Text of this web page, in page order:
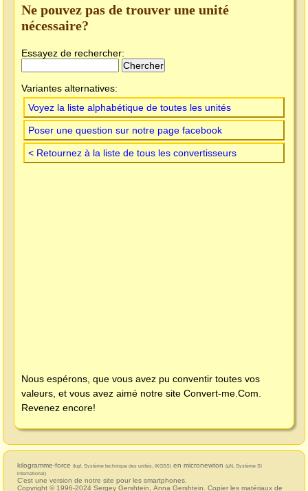
Ne pouvez pas de trouver une unité
nécessaire?
Essayez de rechercher:
Variantes alternatives:
Voyez la liste alphabétique de toutes les unités
Poser une question sur notre page facebook
< Retournez à la liste de tous les convertisseurs
Nous espérons, que vous avez pu conventir toutes vos
valeurs, et vous avez aimé notre site Convert-me.Com
Revenez encore!
kilogramme-force (kgf, Système technique des unités, IKGSS) en micronewton (µN, Système SI
international)
C'est une version de notre site pour les smartphones.
Copyright © 1996-2024 Sergey Gershtein Anna Gershtein . Copier les matériaux de